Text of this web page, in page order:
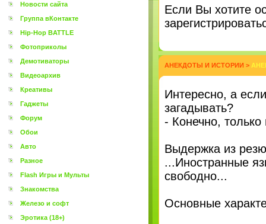
Новости сайта
Группа вКонтакте
Hip-Hop BATTLE
Фотоприколы
Демотиваторы
Видеоархив
Креативы
Гаджеты
Форум
Обои
Авто
Разное
Flash Игры и Мульты
Знакомства
Железо и софт
Эротика (18+)
Eсли Вы хотите
АНЕКДОТЫ И ИСТОРИИ >
Интеpесно, а
загадывать?
- Конечно,
Выдержка из
...Иностранные
свободно...
Основные